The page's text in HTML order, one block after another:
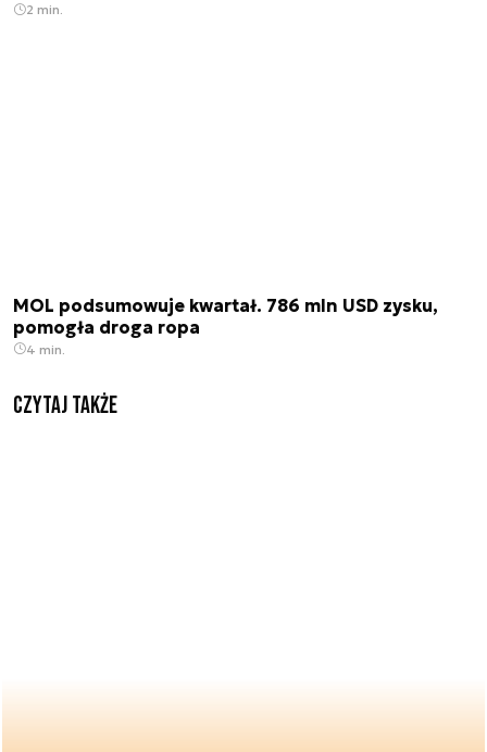
2 min.
MOL podsumowuje kwartał. 786 mln USD zysku,
pomogła droga ropa
4 min.
Czytaj także